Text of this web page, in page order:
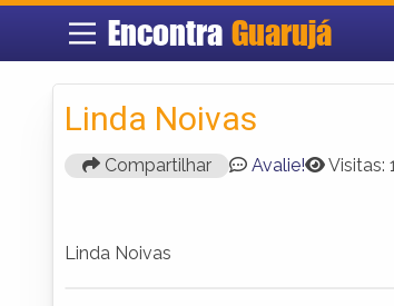
EncontraGuarujá
Linda Noivas
Compartilhar Avalie! Visitas:
Linda Noivas